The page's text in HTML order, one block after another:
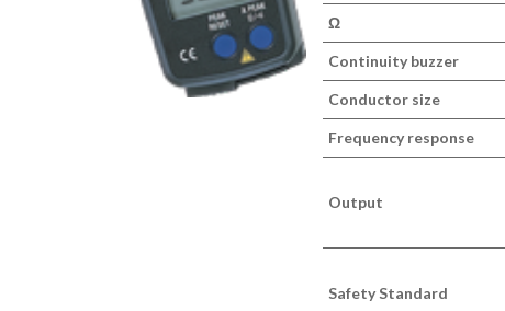
Ω
Continuity buzzer
Conductor size
Frequency response
Output
Safety Standard